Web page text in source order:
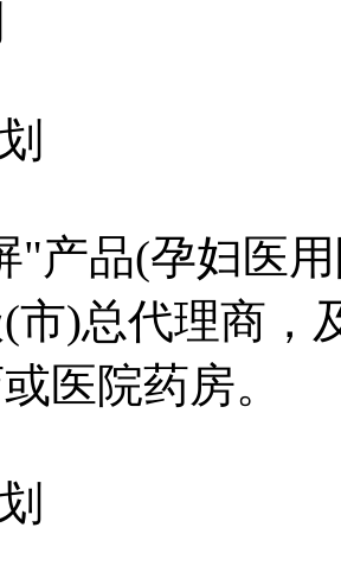
"产品(孕妇医
市)总代理商，
医院药房。